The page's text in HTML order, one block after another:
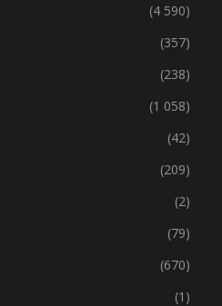
(4 590)
(357)
(238)
(1 058)
(42)
(209)
(2)
(79)
(670)
(1)